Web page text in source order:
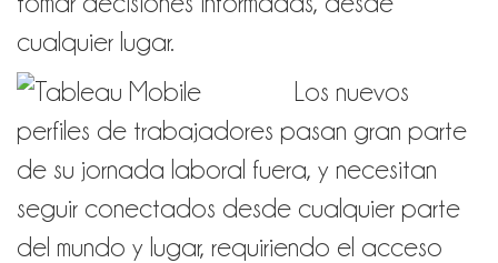
cualquier lugar.
Los nuevos
perfiles de trabajadores pasan gran parte
de su jornada laboral fuera, y necesitan
seguir conectados desde cualquier parte
del mundo y lugar, requiriendo el acceso